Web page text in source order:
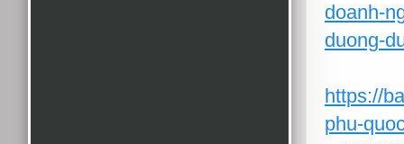
doanh-
duong-
https://
phu-